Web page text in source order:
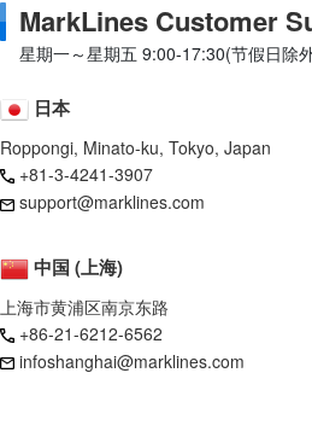
MarkLines Customer
星期一～星期五 9:00-17:30(节假日除
日本
Roppongi, Minato-ku, Tokyo, Japan
+81-3-4241-3907
support@marklines.com
中国 (上海)
上海市黄浦区南京东路
+86-21-6212-6562
infoshanghai@marklines.com